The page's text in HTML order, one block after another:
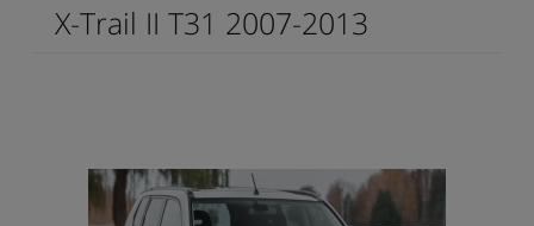
X-Trail II T31 2007-2013